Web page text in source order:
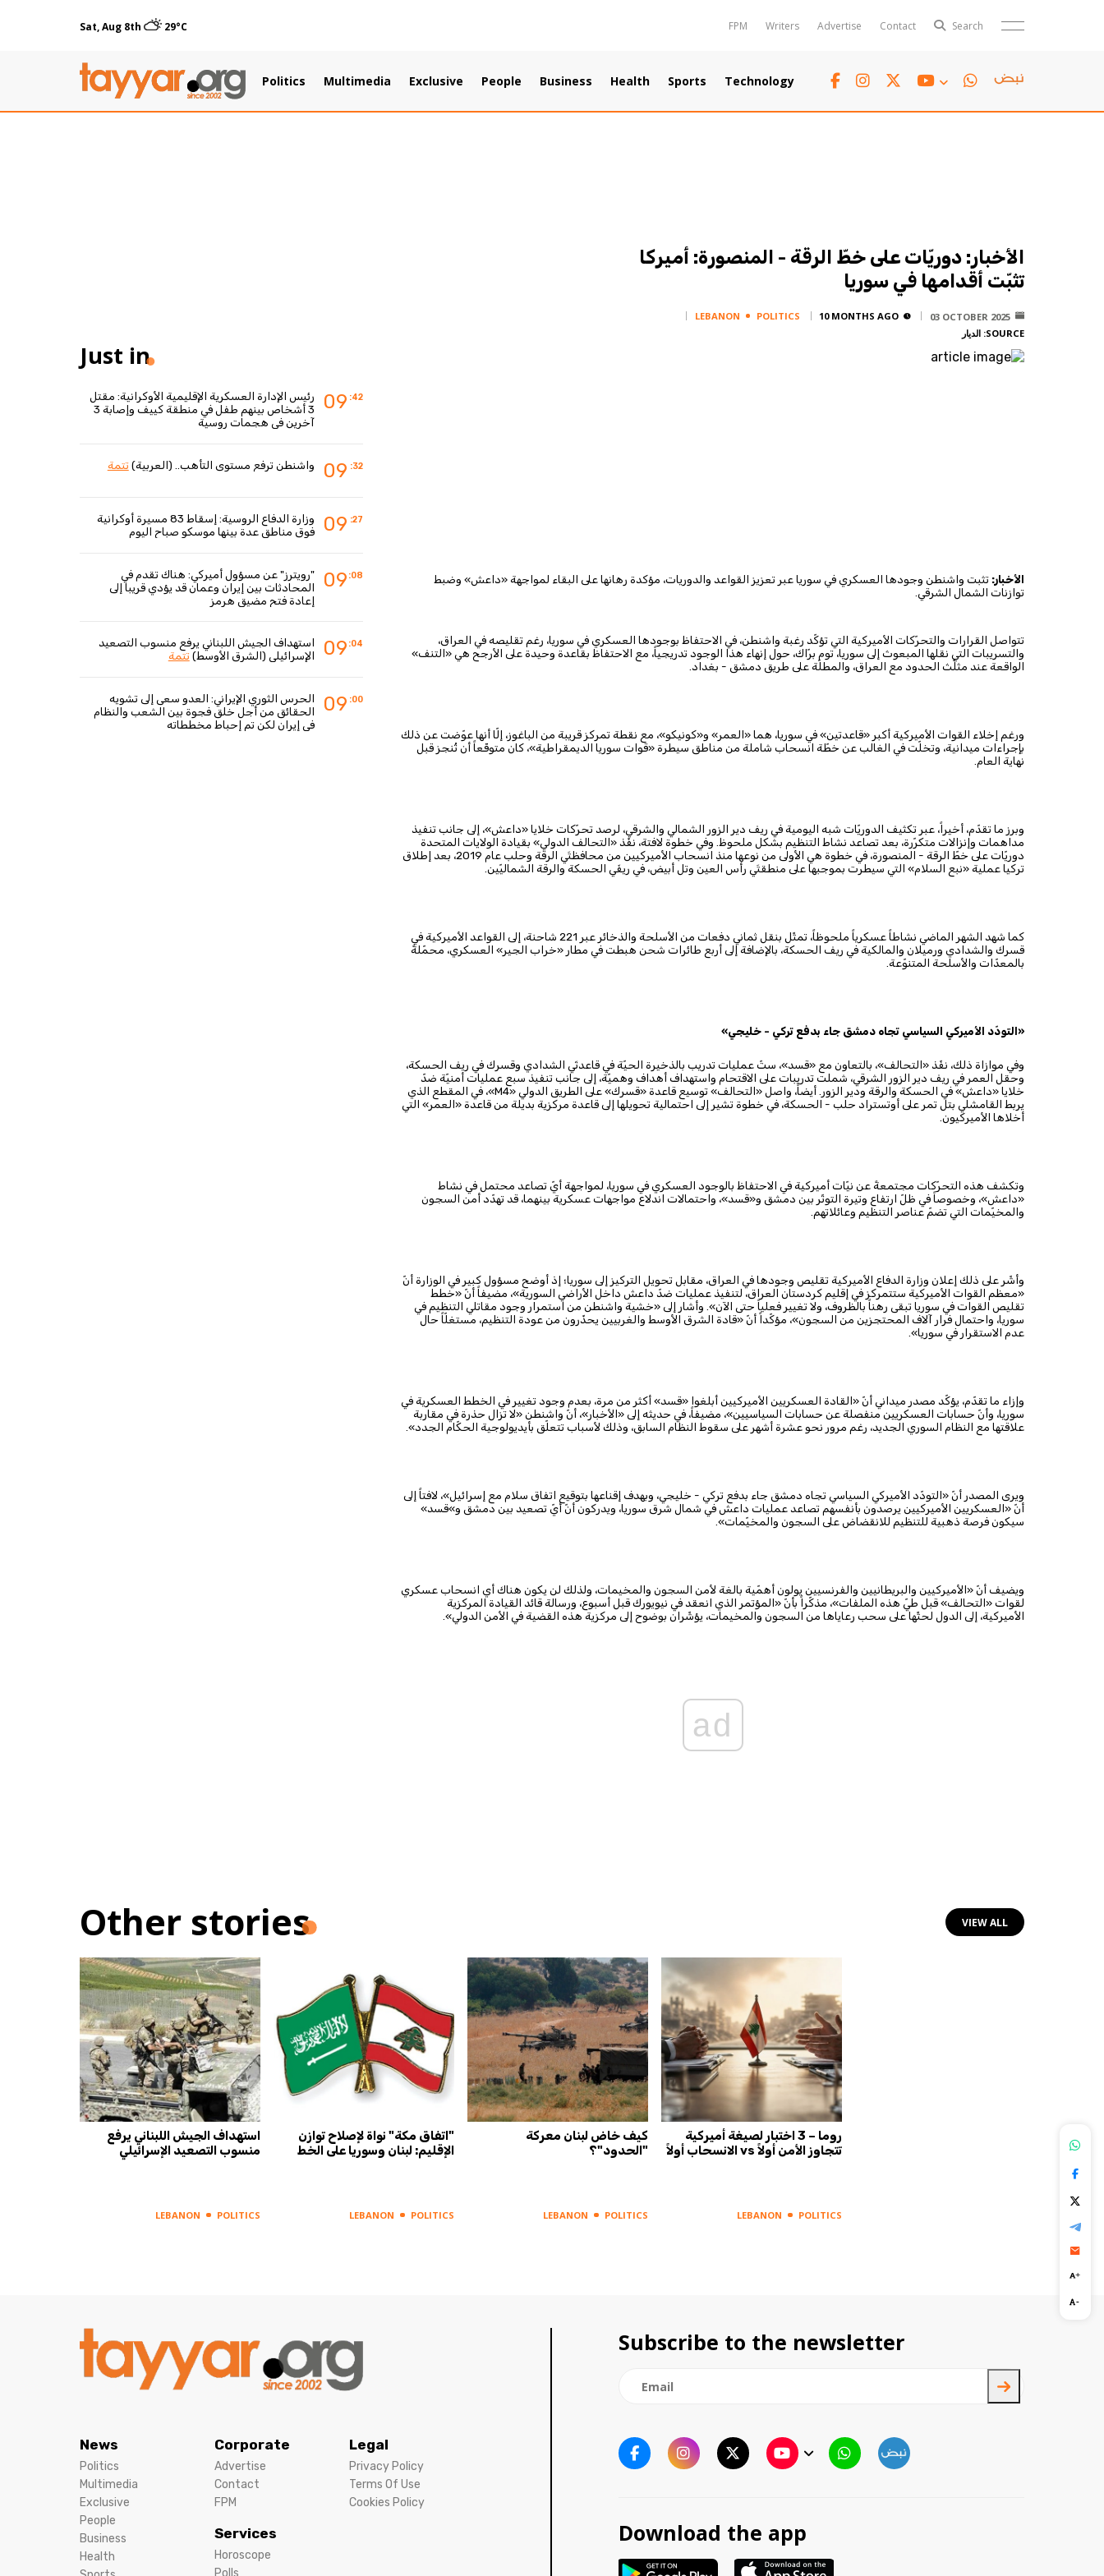
Sat, Aug 8th 29°C FPM Writers Advertise Contact Search
Polls
Politics Multimedia Exclusive People Business Health Sports Technology
TTV
الأخبار: دوريّات على خطّ الرقة - المنصورة: أميركا
تثبّت أقدامها في سوريا
03 OCTOBER 2025
10 MONTHS AGO
LEBANON
POLITICS
SOURCE: الديار
الأخبار: تثبت واشنطن وجودها العسكري في سوريا عبر تعزيز القواعد والدوريات، مؤكدة رهانها على البقاء لمواجهة «داعش» وضبط
توازنات الشمال الشرقي.
تتواصل القرارات والتحرّكات الأميركية التي تؤكّد رغبة واشنطن، في الاحتفاظ بوجودها العسكري في سوريا، رغم تقليصه في العراق،
والتسريبات التي نقلها المبعوث إلى سوريا، توم برّاك، حول إنهاء هذا الوجود تدريجياً، مع الاحتفاظ بقاعدة وحيدة على الأرجح هي «التنف»
الواقعة عند مثلّث الحدود مع العراق، والمطلّة على طريق دمشق - بغداد.
ورغم إخلاء القوات الأميركية أكبر «قاعدتين» في سوريا، هما «العمر» و«كونيكو»، مع نقطة تمركز قريبة من الباغوز، إلّا أنها عوّضت عن ذلك
بإجراءات ميدانية، وتخلّت في الغالب عن خطّة انسحاب شاملة من مناطق سيطرة «قوات سوريا الديمقراطية»، كان متوقّعاً أن تُنجز قبل
نهاية العام.
وبرز ما تقدّم، أخيراً، عبر تكثيف الدوريّات شبه اليومية في ريف دير الزور الشمالي والشرقي، لرصد تحرّكات خلايا «داعش»، إلى جانب تنفيذ
مداهمات وإنزالات متكرّرة، بعد تصاعد نشاط التنظيم بشكل ملحوظ. وفي خطوة لافتة، نفّذ «التحالف الدولي» بقيادة الولايات المتحدة
دوريّات على خطّ الرقة - المنصورة، في خطوة هي الأولى من نوعها منذ انسحاب الأميركيين من محافظتَي الرقة وحلب عام 2019، بعد إطلاق
تركيا عملية «نبع السلام» التي سيطرت بموجبها على منطقتَي رأس العين وتل أبيض، في ريفَي الحسكة والرقة الشماليّين.
كما شهد الشهر الماضي نشاطاً عسكرياً ملحوظاً، تمثّل بنقل ثماني دفعات من الأسلحة والذخائر عبر 221 شاحنة، إلى القواعد الأميركية في
قسرك والشدادي ورميلان والمالكية في ريف الحسكة، بالإضافة إلى أربع طائرات شحن هبطت في مطار «خراب الجير» العسكري، محمّلةً
بالمعدّات والأسلحة المتنوّعة.
«التودّد الأميركي السياسي تجاه دمشق جاء بدفع تركي - خليجي»
وفي موازاة ذلك، نفّذ «التحالف»، بالتعاون مع «قسد»، ستّ عمليات تدريب بالذخيرة الحيّة في قاعدتَي الشدادي وقسرك في ريف الحسكة،
وحقل العمر في ريف دير الزور الشرقي، شملت تدريبات على الاقتحام واستهداف أهداف وهميّة، إلى جانب تنفيذ سبع عمليات أمنيّة ضدّ
خلايا «داعش» في الحسكة والرقة ودير الزور. أيضاً، واصل «التحالف» توسيع قاعدة «قسرك» على الطريق الدولي «M4»، في المقطع الذي
يربط القامشلي بتل تمر على أوتستراد حلب - الحسكة، في خطوة تشير إلى احتمالية تحويلها إلى قاعدة مركزية بديلة من قاعدة «العمر» التي
أخلاها الأميركيون.
وتكشف هذه التحرّكات مجتمعةً عن نيّات أميركية في الاحتفاظ بالوجود العسكري في سوريا، لمواجهة أيّ تصاعد محتمل في نشاط
«داعش»، وخصوصاً في ظلّ ارتفاع وتيرة التوتّر بين دمشق و«قسد»، واحتمالات اندلاع مواجهات عسكرية بينهما، قد تهدّد أمن السجون
والمخيّمات التي تضمّ عناصر التنظيم وعائلاتهم.
وأشّر على ذلك إعلان وزارة الدفاع الأميركية تقليص وجودها في العراق، مقابل تحويل التركيز إلى سوريا؛ إذ أوضح مسؤول كبير في الوزارة أنّ
«معظم القوات الأميركية ستتمركز في إقليم كردستان العراق، لتنفيذ عمليات ضدّ داعش داخل الأراضي السورية»، مضيفاً أنّ «خطط
تقليص القوات في سوريا تبقى رهناً بالظروف، ولا تغيير فعلياً حتى الآن». وأشار إلى «خشية واشنطن من استمرار وجود مقاتلي التنظيم في
سوريا، واحتمال فرار آلاف المحتجزين من السجون»، مؤكّداً أنّ «قادة الشرق الأوسط والغربيين يحذّرون من عودة التنظيم، مستغلّاً حال
عدم الاستقرار في سوريا».
وإزاء ما تقدّم، يؤكّد مصدر ميداني أنّ «القادة العسكريين الأميركيين أبلغوا «قسد» أكثر من مرة، بعدم وجود تغيير في الخطط العسكرية في
سوريا، وأنّ حسابات العسكريين منفصلة عن حسابات السياسيين»، مضيفاً، في حديثه إلى «الأخبار»، أنّ واشنطن «لا تزال حذرة في مقاربة
علاقتها مع النظام السوري الجديد، رغم مرور نحو عشرة أشهر على سقوط النظام السابق، وذلك لأسباب تتعلّق بأيديولوجية الحكّام الجدد».
ويرى المصدر أنّ «التودّد الأميركي السياسي تجاه دمشق جاء بدفع تركي - خليجي، وبهدف إقناعها بتوقيع اتفاق سلام مع إسرائيل»، لافتاً إلى
أنّ «العسكريين الأميركيين يرصدون بأنفسهم تصاعد عمليات داعش في شمال شرق سوريا، ويدركون أنّ أيّ تصعيد بين دمشق و»قسد»
سيكون فرصة ذهبية للتنظيم للانقضاض على السجون والمخيّمات».
ويضيف أنّ «الأميركيين والبريطانيين والفرنسيين يولون أهمّية بالغة لأمن السجون والمخيمات، ولذلك لن يكون هناك أي انسحاب عسكري
لقوات «التحالف» قبل طيّ هذه الملفات»، مذكّراً بأنّ «المؤتمر الذي انعقد في نيويورك قبل أسبوع، ورسالة قائد القيادة المركزية
الأميركية، إلى الدول لحثّها على سحب رعاياها من السجون والمخيمات، يؤشّران بوضوح إلى مركزية هذه القضية في الأمن الدولي».
ad
Just in
09 :42
رئيس الإدارة العسكرية الإقليمية الأوكرانية: مقتل
3 أشخاص بينهم طفل في منطقة كييف وإصابة 3
آخرين في هجمات روسية
09 :32 واشنطن ترفع مستوى التأهب.. (العربية)تتمة
09 :27
وزارة الدفاع الروسية: إسقاط 83 مسيرة أوكرانية
فوق مناطق عدة بينها موسكو صباح اليوم
09 :08
"رويترز" عن مسؤول أميركي: هناك تقدم في
المحادثات بين إيران وعمان قد يؤدي قريبا إلى
إعادة فتح مضيق هرمز
09 :04
استهداف الجيش اللبناني يرفع منسوب التصعيد
الإسرائيلي (الشرق الأوسط)تتمة
09 :00
الحرس الثوري الإيراني: العدو سعى إلى تشويه
الحقائق من أجل خلق فجوة بين الشعب والنظام
في إيران لكن تم إحباط مخططاته
Other stories VIEW ALL
استهداف الجيش اللبناني يرفع
منسوب التصعيد الإسرائيلي
LEBANON POLITICS
"اتفاق مكة" نواة لإصلاح توازن
الإقليم: لبنان وسوريا على الخط
LEBANON POLITICS
كيف خاض لبنان معركة
"الحدود"؟
LEBANON POLITICS
روما – 3 اختبار لصيغة أميركية
تتجاوز الأمن أولاً vs الانسحاب أولاً
LEBANON POLITICS
دون
زيادات
News
Politics
Multimedia
Exclusive
People
Business
Health
Corporate
Advertise
Contact
FPM
Services
Horoscope
Legal
Privacy Policy
Terms Of Use
Cookies Policy
Subscribe to the newsletter
Download the app